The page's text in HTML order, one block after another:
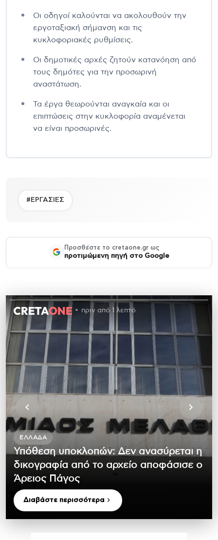
Οι οδηγοί καλούνται να ακολουθούν την
εργοταξιακή σήμανση και τις
κυκλοφοριακές ρυθμίσεις.
Οι δημοτικές αρχές ζητούν κατανόηση από
τους δημότες για την προσωρινή
αναστάτωση.
Τα έργα θεωρούνται αναγκαία και οι
επιπτώσεις στην κυκλοφορία αναμένεται
να είναι προσωρινές.
#ΕΡΓΑΣΙΕΣ
Προσθέστε το cretaone.gr ως
προτιμώμενη πηγή στο Google
πριν από 1 λεπτό
ΕΛΛΆΔΑ
Υπόθεση υποκλοπών: Δεν ανασύρεται η
δικογραφία από το αρχείο αποφάσισε ο
Άρειος Πάγος
Διαβάστε περισσότερα